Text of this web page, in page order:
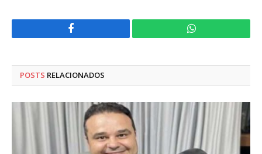
Facebook WhatsApp
POSTS RELACIONADOS